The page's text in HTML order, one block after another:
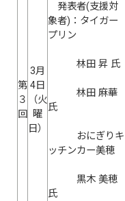
第
３
回
3月
4日
（火
曜
日）
発表者(支援対
象者)：タイガー
プリン
林田 昇 氏
林田 麻華
氏
おにぎりキ
ッチンカー美穂
黒木 美穂
氏